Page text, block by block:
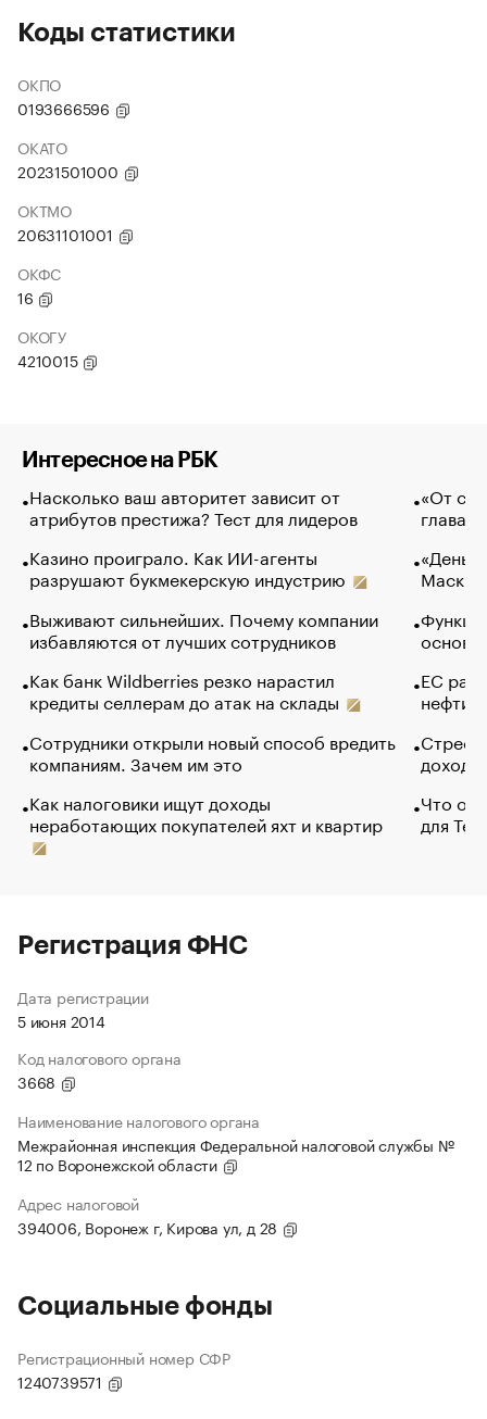
Коды статистики
ОКПО
0193666596
ОКАТО
20231501000
ОКТМО
20631101001
ОКФС
16
ОКОГУ
4210015
Интересное на РБК
Насколько ваш авторитет зависит от
атрибутов престижа? Тест для лидеров
Казино проиграло. Как ИИ-агенты
разрушают букмекерскую индустрию
Выживают сильнейших. Почему компании
избавляются от лучших сотрудников
Как банк Wildberries резко нарастил
кредиты селлерам до атак на склады
Сотрудники открыли новый способ вредить
компаниям. Зачем им это
Как налоговики ищут доходы
неработающих покупателей яхт и квартир
«От
глава
Маск в
основ
ЕС
нефти
Что
для
Регистрация ФНС
Дата регистрации
5 июня 2014
Код налогового органа
3668
Наименование налогового органа
Межрайонная инспекция Федеральной налоговой службы №
12 по Воронежской области
Адрес налоговой
394006, Воронеж г, Кирова ул, д 28
Социальные фонды
Регистрационный номер СФР
1240739571